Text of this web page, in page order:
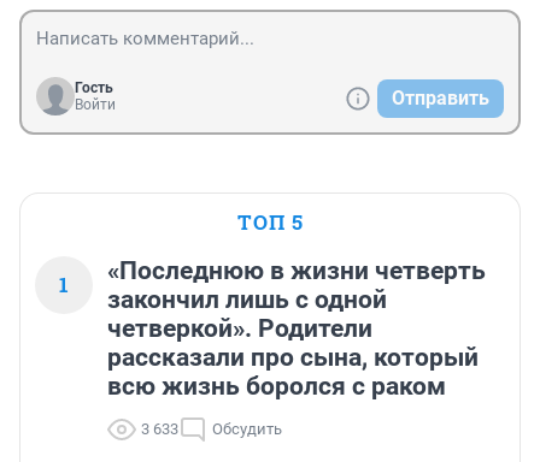
Гость
Войти
Отправить
ТОП 5
1
«Последнюю в жизни четверть
закончил лишь с одной
четверкой». Родители
рассказали про сына, который
всю жизнь боролся с раком
3 633 Обсудить